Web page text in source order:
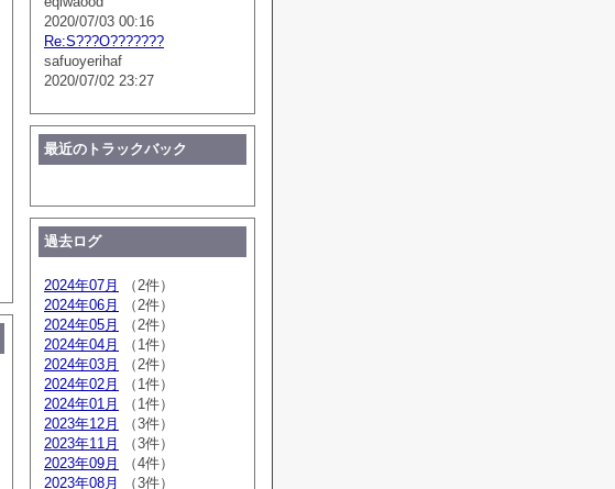
2020/07/03 00:16
Re:S???O???????
safuoyerihaf
2020/07/02 23:27
最近のトラックバック
過去ログ
2024年07月
（2件）
2024年06月
（2件）
2024年05月
（2件）
2024年04月
（1件）
2024年03月
（2件）
2024年02月
（1件）
2024年01月
（1件）
2023年12月
（3件）
2023年11月
（3件）
2023年09月
（4件）
2023年08月
（3件）